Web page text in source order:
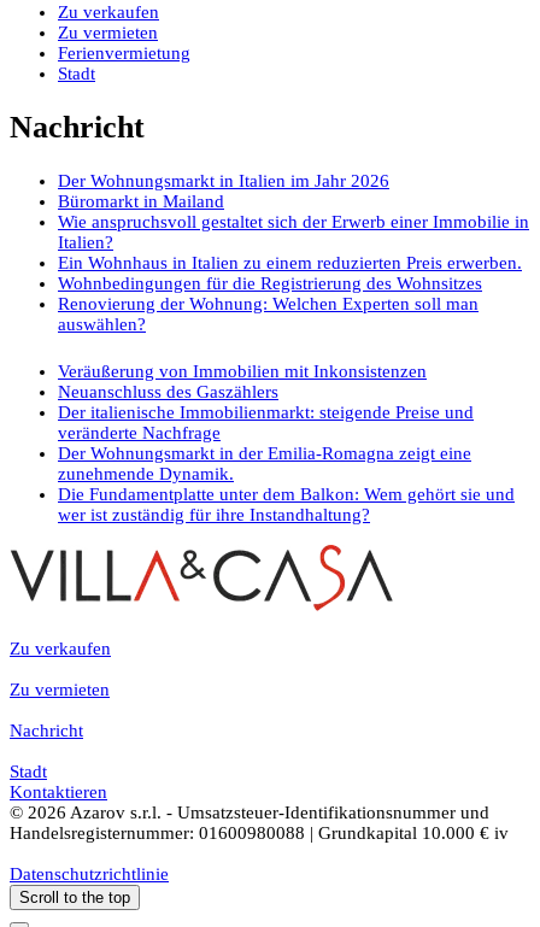
Zu verkaufen
Zu vermieten
Ferienvermietung
Stadt
Nachricht
Der Wohnungsmarkt in Italien im Jahr 2026
Büromarkt in Mailand
Wie anspruchsvoll gestaltet sich der Erwerb einer Immobilie in
Italien?
Ein Wohnhaus in Italien zu einem reduzierten Preis erwerben.
Wohnbedingungen für die Registrierung des Wohnsitzes
Renovierung der Wohnung: Welchen Experten soll man
auswählen?
Veräußerung von Immobilien mit Inkonsistenzen
Neuanschluss des Gaszählers
Der italienische Immobilienmarkt: steigende Preise und
veränderte Nachfrage
Der Wohnungsmarkt in der Emilia-Romagna zeigt eine
zunehmende Dynamik.
Die Fundamentplatte unter dem Balkon: Wem gehört sie und
wer ist zuständig für ihre Instandhaltung?
Zu verkaufen
Zu vermieten
Nachricht
Stadt
Kontaktieren
© 2026 Azarov s.r.l. - Umsatzsteuer-Identifikationsnummer und
Handelsregisternummer: 01600980088 | Grundkapital 10.000 € iv
Datenschutzrichtlinie
Scroll to the top